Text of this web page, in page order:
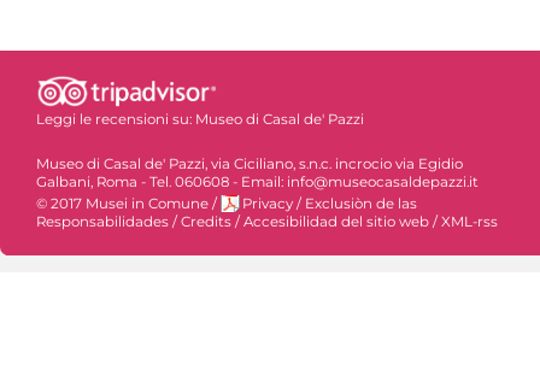
Leggi le recensioni su: Museo di Casal de' Pazzi
Museo di Casal de' Pazzi, via Ciciliano, s.n.c. incrocio via Egidio
Galbani, Roma - Tel. 060608 - Email: info@museocasaldepazzi.it
© 2017 Musei in Comune / Privacy / Exclusiòn de las
Responsabilidades /Credits /Accesibilidad del sitio web /XML-rss